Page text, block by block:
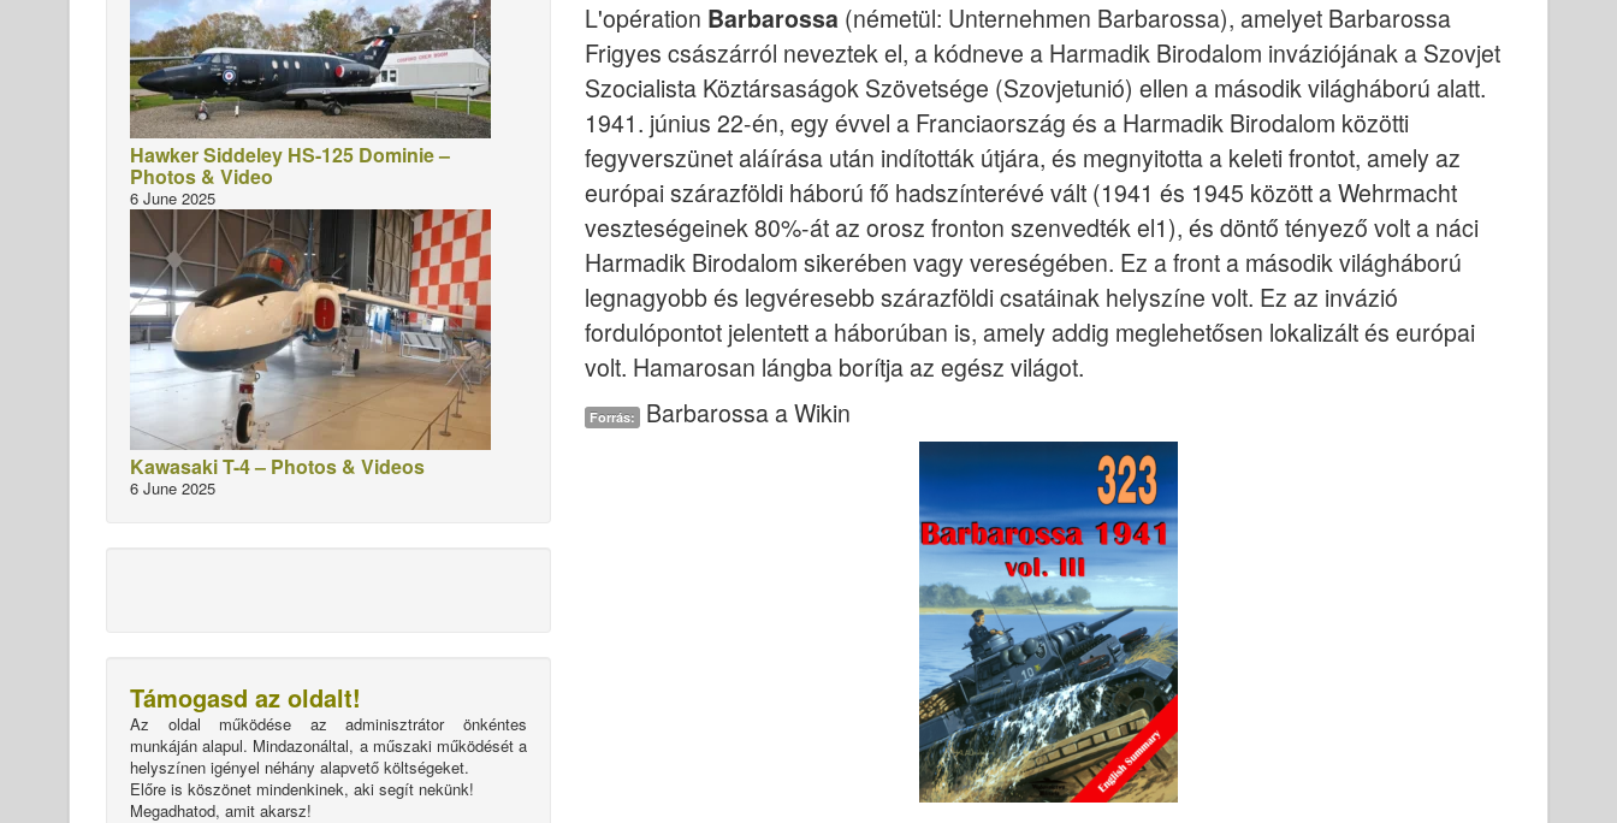
L'opération Barbarossa (németül: Unternehmen Barbarossa), amelyet Barbarossa
Frigyes császárról neveztek el, a kódneve a Harmadik Birodalom inváziójának a Szovjet
Szocialista Köztársaságok Szövetsége (Szovjetunió) ellen a második világháború alatt.
1941. június 22-én, egy évvel a Franciaország és a Harmadik Birodalom közötti
fegyverszünet aláírása után indították útjára, és megnyitotta a keleti frontot, amely az
európai szárazföldi háború fő hadszínterévé vált (1941 és 1945 között a Wehrmacht
veszteségeinek 80%-át az orosz fronton szenvedték el1), és döntő tényező volt a náci
Harmadik Birodalom sikerében vagy vereségében. Ez a front a második világháború
legnagyobb és legvéresebb szárazföldi csatáinak helyszíne volt. Ez az invázió
fordulópontot jelentett a háborúban is, amely addig meglehetősen lokalizált és európai
volt. Hamarosan lángba borítja az egész világot.
Forrás: Barbarossa a Wikin
Hawker Siddeley HS-125 Dominie –
Photos & Video
6 June 2025
Kawasaki T-4 – Photos & Videos
6 June 2025
Támogasd az oldalt!
Az oldal működése az adminisztrátor önkéntes
munkáján alapul. Mindazonáltal, a műszaki működését a
helyszínen igényel néhány alapvető költségeket.
Előre is köszönet mindenkinek, aki segít nekünk!
Megadhatod, amit akarsz!